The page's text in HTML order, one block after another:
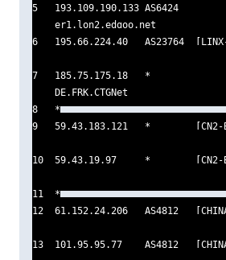
5   193.109.190.133 AS6424
er1.lon2.edgoo.net
6   195.66.224.40   AS23764
7   185.75.175.18   *
DE.FRK.CTGNet
8   *
9   59.43.183.121   *        [CN2-
10  59.43.19.97     *        [CN2-
11  *
12  61.152.24.206   AS4812
13  101.95.95.77    AS4812